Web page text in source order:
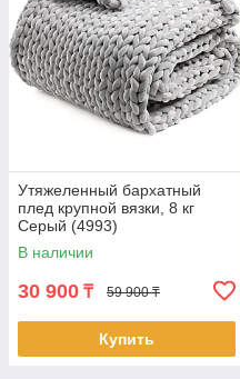
Утяжеленный бархатный
плед крупной вязки, 8 кг
Серый (4993)
В наличии
30 900 ₸ 59 900 ₸
Купить